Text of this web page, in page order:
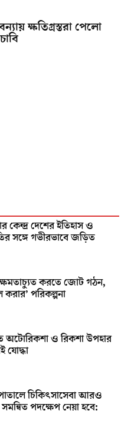
ক্ষতিগ্রস্তরা পেলো
কেন্দ্র দেশের ইতিহাস ও
সঙ্গে গভীরভাবে জড়িত
ক্ষমতাচ্যুত করতে জোট গঠন,
পরিকল্পনা
অটোরিকশা ও রিকশা উপহার
যোদ্ধা
চিকিৎসাসেবা আরও
পদক্ষেপ নেয়া হবে: